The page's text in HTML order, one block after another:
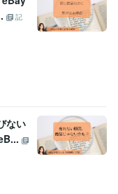
記
ない